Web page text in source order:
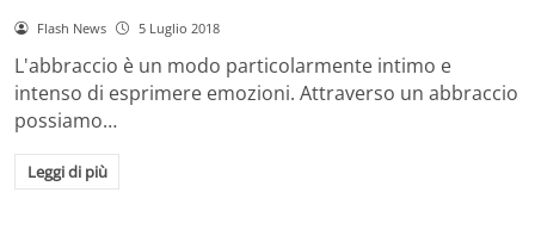
Flash News 5 Luglio 2018
L'abbraccio è un modo particolarmente intimo e
intenso di esprimere emozioni. Attraverso un abbraccio
possiamo…
Leggi di più